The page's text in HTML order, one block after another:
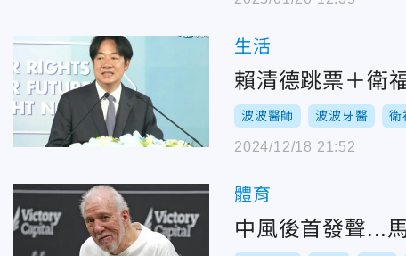
生活
賴清德跳票＋衛
波波醫師 波波牙醫 衛
2024/12/18 21:52
體育
中風後首發聲...